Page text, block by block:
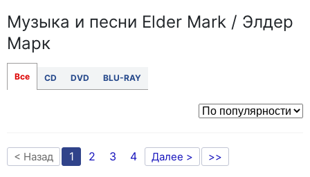
Музыка и песни Elder Mark / Элдер
Марк
Все CD DVD BLU-RAY
< Назад 1 2 3 4 Далее > >>